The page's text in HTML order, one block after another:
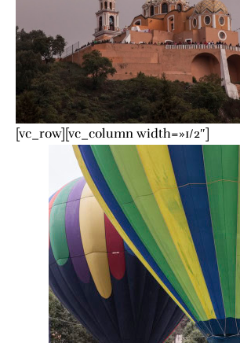
[vc_row][vc_column width=»1/2″]